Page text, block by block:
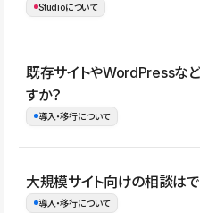
Studioについて
コーポレートサイト、サービス
グ・メディア、イベントサイト
ォリオなど幅広く制作できます。
既存サイトやWordPressな
すか？
導入・移行について
はい。既存サイトの構成やコン
Studio上に再構築する形で移行
大規模サイト向けの相談はで
導入・移行について